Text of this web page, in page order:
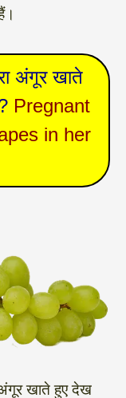
अंगूर खाते
Pregnant
in her
खाते हुए देख